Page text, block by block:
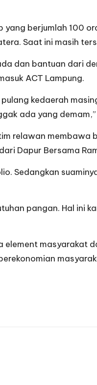
berjumlah 100
Saat ini masih
dan bantuan dari
ACT Lampung.
kedaerah
ada yang
relawan
Dapur Bersama
Sedangkan
pangan. Hal ini
masyarakat